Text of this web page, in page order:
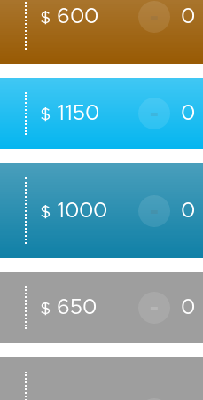
$ 600
$ 1150
$ 1000
$ 650